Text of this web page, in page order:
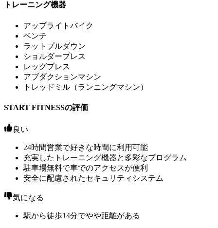
トレーニング機器
アップライトバイク
ベンチ
ラットプルダウン
ショルダープレス
レッグプレス
アブダクションマシン
トレッドミル（ランニングマシン）
START FITNESSの評価
良い
24時間営業で好きな時間に利用可能
充実したトレーニング機器と多彩なプログラム
駐車場無料で車でのアクセスが便利
安全に配慮されたセキュリティシステム
気になる
駅から徒歩14分でやや距離がある